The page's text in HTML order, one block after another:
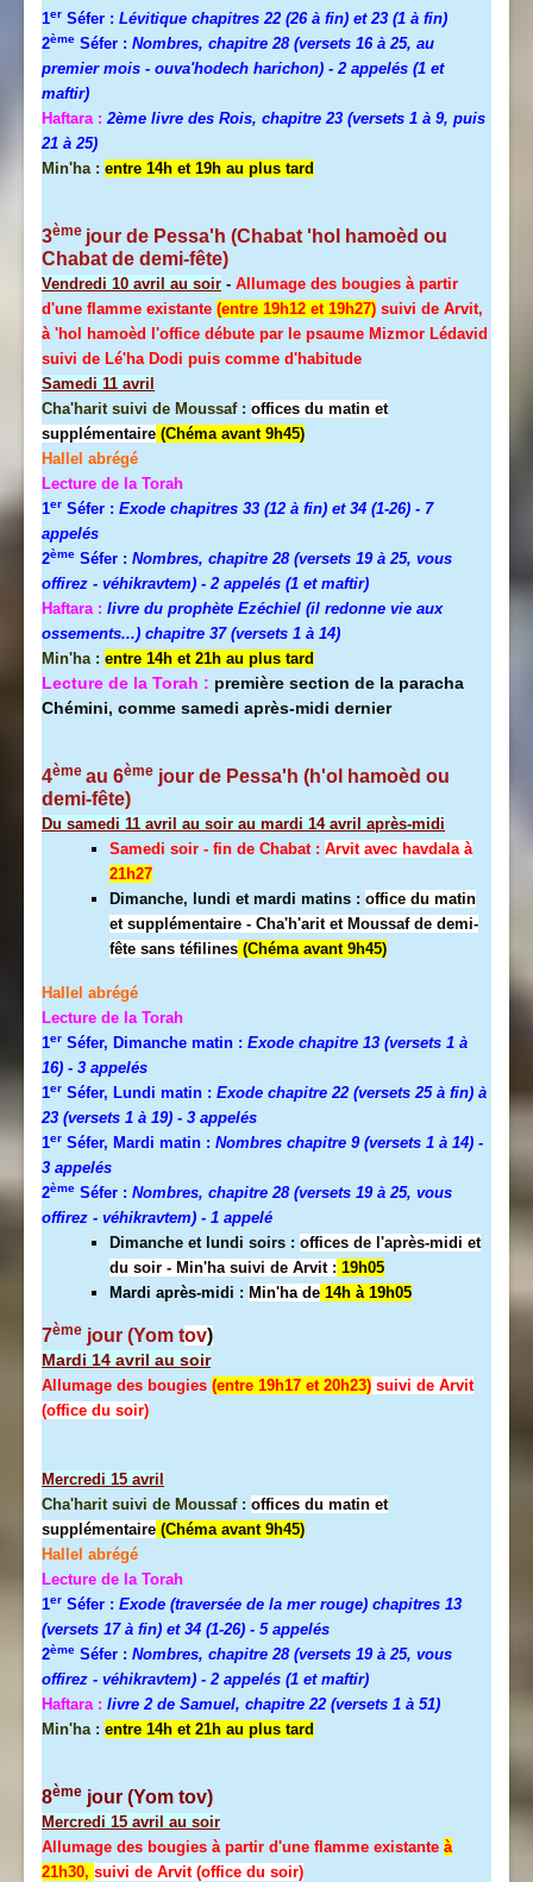
1er Séfer : Lévitique chapitres 22 (26 à fin) et 23 (1 à fin)
2ème Séfer : Nombres, chapitre 28 (versets 16 à 25, au
premier mois - ouva'hodech harichon) - 2 appelés (1 et
maftir)
Haftara : 2ème livre des Rois, chapitre 23 (versets 1 à 9, puis
21 à 25)
Min'ha : entre 14h et 19h au plus tard
3ème jour de Pessa'h (Chabat 'hol hamoèd ou
Chabat de demi-fête)
Vendredi 10 avril au soir - Allumage des bougies à partir
d'une flamme existante (entre 19h12 et 19h27) suivi de Arvit,
à 'hol hamoèd l'office débute par le psaume Mizmor Lédavid
suivi de Lé'ha Dodi puis comme d'habitude
Samedi 11 avril
Cha'harit suivi de Moussaf : offices du matin et
supplémentaire (Chéma avant 9h45)
Hallel abrégé
Lecture de la Torah
1er Séfer : Exode chapitres 33 (12 à fin) et 34 (1-26) - 7
appelés
2ème Séfer : Nombres, chapitre 28 (versets 19 à 25, vous
offirez - véhikravtem) - 2 appelés (1 et maftir)
Haftara : livre du prophète Ezéchiel (il redonne vie aux
ossements...) chapitre 37 (versets 1 à 14)
Min'ha : entre 14h et 21h au plus tard
Lecture de la Torah : première section de la paracha
Chémini, comme samedi après-midi dernier
4ème au 6ème jour de Pessa'h (h'ol hamoèd ou
demi-fête)
Du samedi 11 avril au soir au mardi 14 avril après-midi
Samedi soir - fin de Chabat : Arvit avec havdala à
21h27
Dimanche, lundi et mardi matins : office du matin
et supplémentaire - Cha'h'arit et Moussaf de demi-
fête sans téfilines (Chéma avant 9h45)
Hallel abrégé
Lecture de la Torah
1er Séfer, Dimanche matin : Exode chapitre 13 (versets 1 à
16) - 3 appelés
1er Séfer, Lundi matin : Exode chapitre 22 (versets 25 à fin) à
23 (versets 1 à 19) - 3 appelés
1er Séfer, Mardi matin : Nombres chapitre 9 (versets 1 à 14) -
3 appelés
2ème Séfer : Nombres, chapitre 28 (versets 19 à 25, vous
offirez - véhikravtem) - 1 appelé
Dimanche et lundi soirs : offices de l'après-midi et
du soir - Min'ha suivi de Arvit : 19h05
Mardi après-midi : Min'ha de 14h à 19h05
7ème jour (Yom tov)
Mardi 14 avril au soir
Allumage des bougies (entre 19h17 et 20h23) suivi de Arvit
(office du soir)
Mercredi 15 avril
Cha'harit suivi de Moussaf : offices du matin et
supplémentaire (Chéma avant 9h45)
Hallel abrégé
Lecture de la Torah
1er Séfer : Exode (traversée de la mer rouge) chapitres 13
(versets 17 à fin) et 34 (1-26) - 5 appelés
2ème Séfer : Nombres, chapitre 28 (versets 19 à 25, vous
offirez - véhikravtem) - 2 appelés (1 et maftir)
Haftara : livre 2 de Samuel, chapitre 22 (versets 1 à 51)
Min'ha : entre 14h et 21h au plus tard
8ème jour (Yom tov)
Mercredi 15 avril au soir
Allumage des bougies à partir d'une flamme existante à
21h30, suivi de Arvit (office du soir)